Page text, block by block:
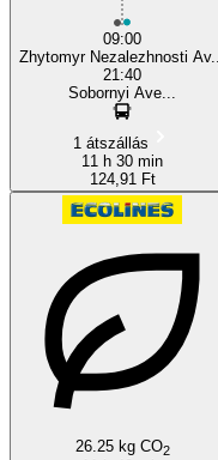
09:00
Zhytomyr Nezalezhnosti Av...
21:40
Sobornyi Ave...
1 átszállás
11 h 30 min
124,91 Ft
26.25 kg CO2